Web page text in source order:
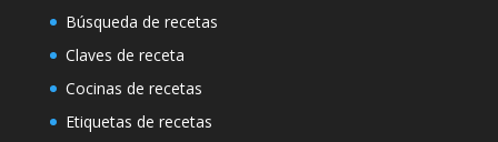
Búsqueda de recetas
Claves de receta
Cocinas de recetas
Etiquetas de recetas